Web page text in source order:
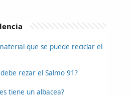
que se puede reciclar el
rezar el Salmo 91?
tiene un albacea?